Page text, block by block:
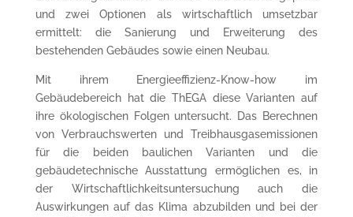
und zwei Optionen als wirtschaftlich umsetzbar
ermittelt: die Sanierung und Erweiterung des
bestehenden Gebäudes sowie einen Neubau.
Mit ihrem Energieeffizienz-Know-how im
Gebäudebereich hat die ThEGA diese Varianten auf
ihre ökologischen Folgen untersucht. Das Berechnen
von Verbrauchswerten und Treibhausgasemissionen
für die beiden baulichen Varianten und die
gebäudetechnische Ausstattung ermöglichen es, in
der Wirtschaftlichkeitsuntersuchung auch die
Auswirkungen auf das Klima abzubilden und bei der